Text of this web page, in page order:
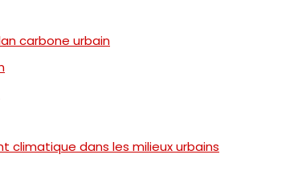
carbone urbain
climatique dans les milieux urbains